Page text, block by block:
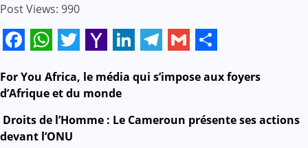
Post Views: 990
Mail
Navigation
l’article
For You Africa, le média qui s’impose aux foyers
d’Afrique et du monde
Droits de l’Homme : Le Cameroun présente ses actions
devant l’ONU